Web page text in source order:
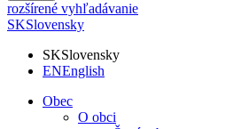
rozšírené vyhľadávanie
SKSlovensky
SKSlovensky
ENEnglish
Obec
O obci